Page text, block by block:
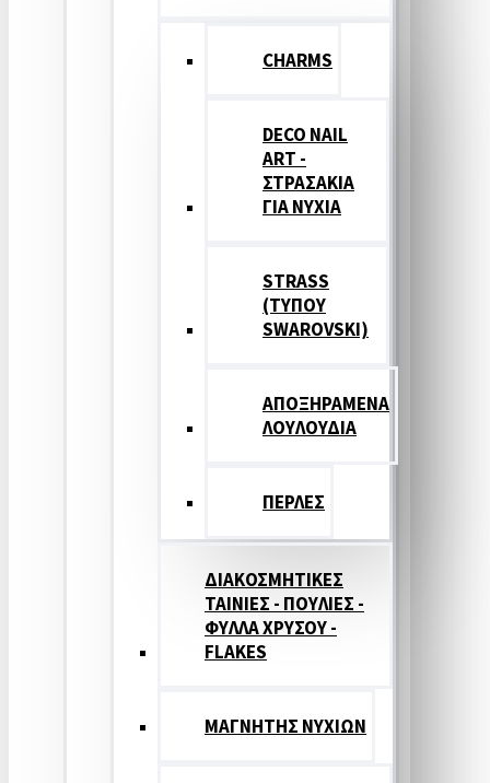
CHARMS
DECO NAIL
ART -
ΣΤΡΑΣΑΚΙΑ
ΓΙΑ ΝΥΧΙΑ
STRASS
(ΤΥΠΟΥ
SWAROVSKI)
ΑΠΟΞΗΡΑΜΕΝΑ
ΛΟΥΛΟΥΔΙΑ
ΠΕΡΛΕΣ
ΔΙΑΚΟΣΜΗΤΙΚΕΣ
ΤΑΙΝΙΕΣ - ΠΟΥΛΙΕΣ -
ΦΥΛΛΑ ΧΡΥΣΟΥ -
FLAKES
ΜΑΓΝΗΤΗΣ ΝΥΧΙΩΝ